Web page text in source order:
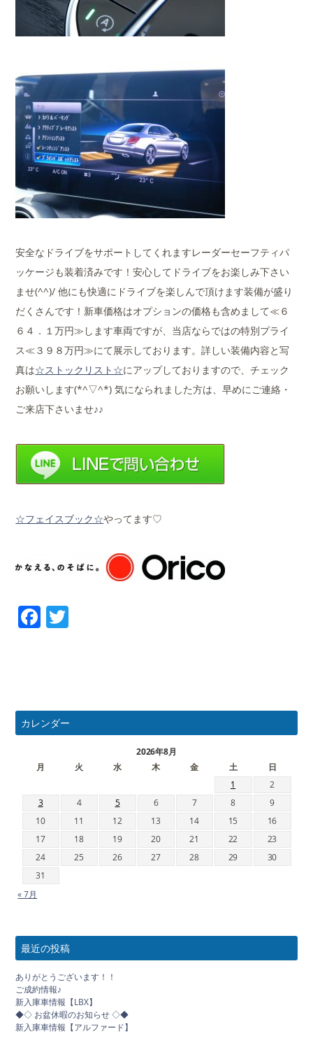
安全なドライブをサポートしてくれますレーダーセーフティパ
ッケージも装着済みです！安心してドライブをお楽しみ下さい
ませ(^^)/ 他にも快適にドライブを楽しんで頂けます装備が盛り
だくさんです！新車価格はオプションの価格も含めまして≪６
６４．１万円≫します車両ですが、当店ならではの特別プライ
ス≪３９８万円≫にて展示しております。詳しい装備内容と写
真は☆ストックリスト☆にアップしておりますので、チェック
お願いします(*^▽^*) 気になられました方は、早めにご連絡・
ご来店下さいませ♪♪
☆フェイスブック☆やってます♡
Facebook
カレンダー
2026年8月
月
火 水 木 金 土
日
1
2
3
4 5 6 7 8
9
10
11 12 13 14 15
16
17
18 19 20 21 22
23
24
25 26 27 28 29
30
31
« 7月
最近の投稿
ありがとうございます！！
ご成約情報♪
新入庫車情報【LBX】
◆◇ お盆休暇のお知らせ ◇◆
新入庫車情報【アルファード】